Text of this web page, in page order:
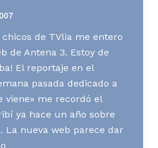
chicos de TVlia me entero
de Antena 3. Estoy de
El reportaje en el
pasada dedicado a
viene» me recordó el
ya hace un año sobre
La nueva web parece dar